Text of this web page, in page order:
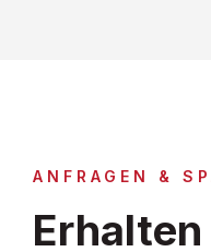
ANFRAGEN &
Erhalten